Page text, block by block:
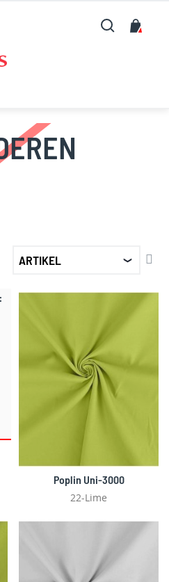
Zoeken
Poplin Uni-3000
22-Lime